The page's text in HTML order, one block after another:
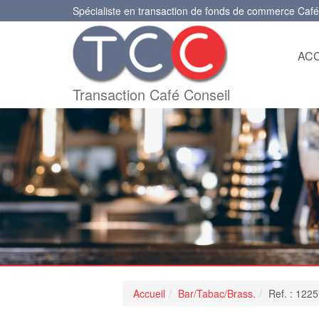
Spécialiste en transaction de fonds de commerce
Transaction Café Conseil
Accueil Bar/Tabac/Brass. Ref. :